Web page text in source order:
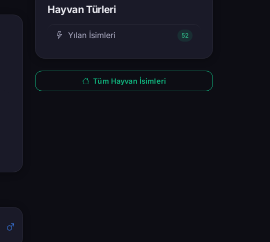
Hayvan Türleri
Yılan İsimleri 52
Tüm Hayvan İsimleri